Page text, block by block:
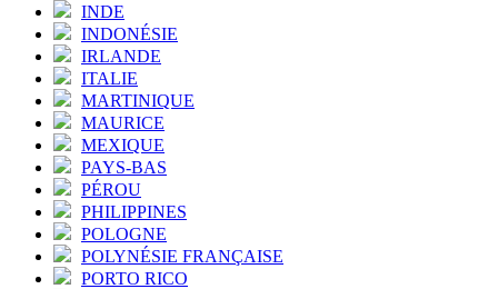
INDE
INDONÉSIE
IRLANDE
ITALIE
MARTINIQUE
MAURICE
MEXIQUE
PAYS-BAS
PÉROU
PHILIPPINES
POLOGNE
POLYNÉSIE FRANÇAISE
PORTO RICO